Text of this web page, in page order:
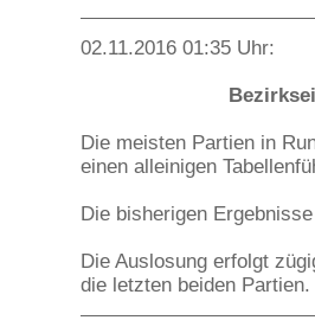
02.11.2016 01:35 Uhr:
Die meisten Partien in
einen alleinigen
Die bisherigen
Die Auslosung erfolgt
die letzten beiden Partien.